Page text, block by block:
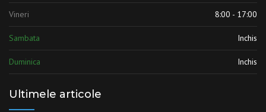
Vineri 8:00 - 17:00
Sambata Inchis
Duminica Inchis
Ultimele articole